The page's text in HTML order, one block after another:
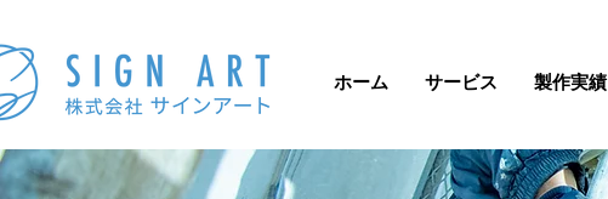
ホーム サービス 製作実績